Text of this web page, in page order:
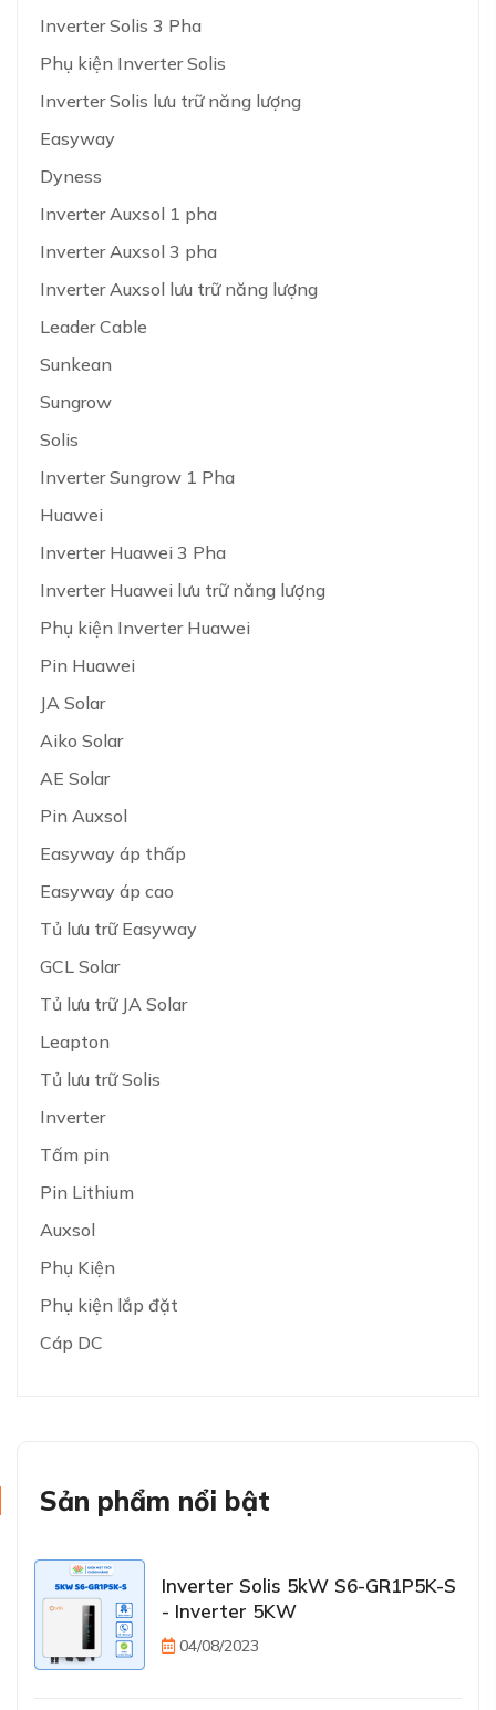
Inverter Solis 3 Pha
Phụ kiện Inverter Solis
Inverter Solis lưu trữ năng lượng
Easyway
Dyness
Inverter Auxsol 1 pha
Inverter Auxsol 3 pha
Inverter Auxsol lưu trữ năng lượng
Leader Cable
Sunkean
Sungrow
Solis
Inverter Sungrow 1 Pha
Huawei
Inverter Huawei 3 Pha
Inverter Huawei lưu trữ năng lượng
Phụ kiện Inverter Huawei
Pin Huawei
JA Solar
Aiko Solar
AE Solar
Pin Auxsol
Easyway áp thấp
Easyway áp cao
Tủ lưu trữ Easyway
GCL Solar
Tủ lưu trữ JA Solar
Leapton
Tủ lưu trữ Solis
Inverter
Tấm pin
Pin Lithium
Auxsol
Phụ Kiện
Phụ kiện lắp đặt
Cáp DC
Sản phẩm nổi bật
Inverter Solis 5kW S6-GR1P5K-S
- Inverter 5KW
04/08/2023